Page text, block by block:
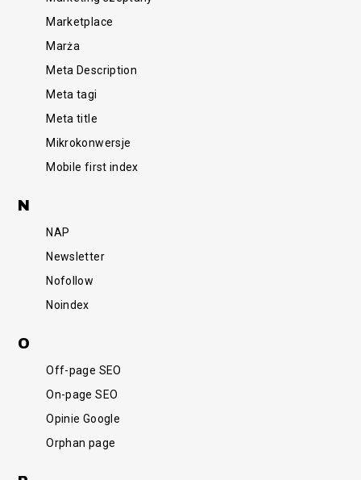
Marketplace
Marża
Meta Description
Meta tagi
Meta title
Mikrokonwersje
Mobile first index
N
NAP
Newsletter
Nofollow
Noindex
O
Off-page SEO
On-page SEO
Opinie Google
Orphan page